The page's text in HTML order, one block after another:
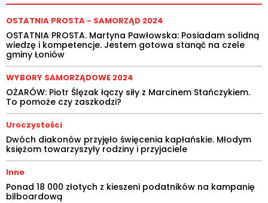
OSTATNIA PROSTA - SAMORZĄD 2024
OSTATNIA PROSTA. Martyna Pawłowska: Posiadam solidną
wiedzę i kompetencje. Jestem gotowa stanąć na czele
gminy Łoniów
WYBORY SAMORZĄDOWE 2024
OŻARÓW: Piotr Ślęzak łączy siły z Marcinem Stańczykiem.
To pomoże czy zaszkodzi?
Uroczystości
Dwóch diakonów przyjęło święcenia kapłańskie. Młodym
księżom towarzyszyły rodziny i przyjaciele
Inne
Ponad 18 000 złotych z kieszeni podatników na kampanię
bilboardową